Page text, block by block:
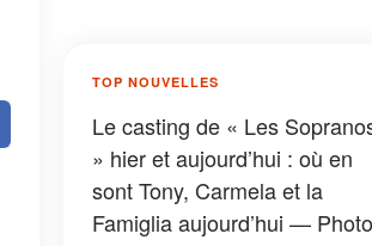
TOP NOUVELLES
Le casting de « Les
» hier et aujourd’hui : où en
sont Tony, Carmela et la
Famiglia aujourd’hui —